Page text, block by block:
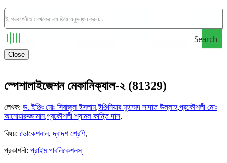
Search
Close
স্পেশালাইজেশন মেকানিক্যাল-২ (81329)
লেখক: ড. ইঞ্জিঃ মোঃ সিরাজুল ইসলাম,ইঞ্জিনিয়ার মুহাম্মদ সাদাত উল্লাহ,প্রকৌশলী মোঃ
আনোয়ারুজ্জামান,প্রকৌশলী শ্যামল কান্তি দাস,
বিষয়: ভোকেশনাল,দ্বাদশ শ্রেণি,
প্রকাশনী: প্রাইম পাবলিকেশনস্